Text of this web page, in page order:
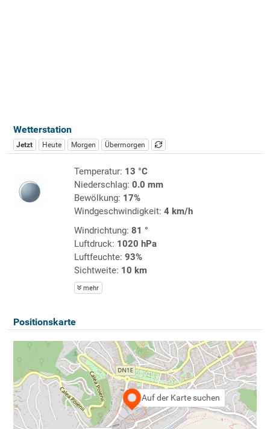
Wetterstation
Jetzt Heute Morgen Übermorgen
Temperatur: 13 °C
Niederschlag: 0.0 mm
Bewölkung: 17%
Windgeschwindigkeit: 4 km/h
Windrichtung: 81 °
Luftdruck: 1020 hPa
Luftfeuchte: 93%
Sichtweite: 10 km
mehr
Positionskarte
Auf der Karte suchen